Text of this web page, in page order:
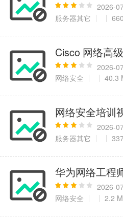
2026-
服务器其它
Cisco 网络高
2026-
网络安全
40.3
网络安全培训
2026-
服务器其它
华为网络工程
2026-
网络安全
2.2